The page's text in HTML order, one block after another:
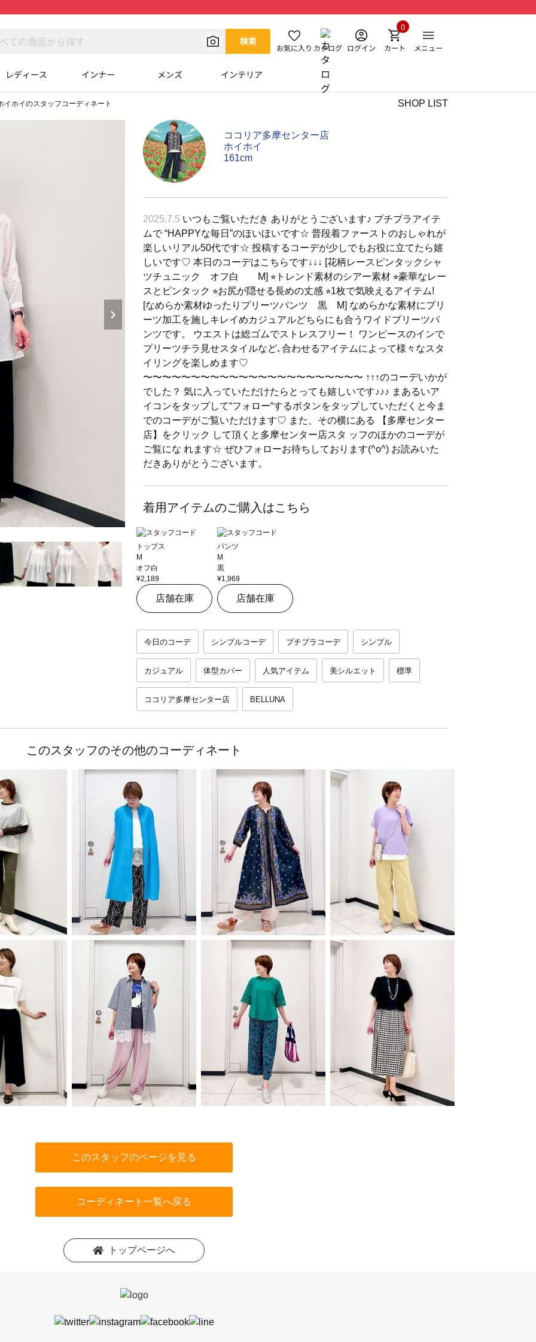
検索
お気に入り カタログ ログイン カート
0
メニュー
レディース インナー メンズ インテリア
イホイのスタッフコーディネート SHOP LIST
ココリア多摩センター店
ホイホイ
161cm
2025.7.5 いつもご覧いただき ありがとうございます♪ プチプラアイテ
ムで “HAPPYな毎日”のほいほいです☆ 普段着ファーストのおしゃれが
楽しいリアル50代です☆ 投稿するコーデが少しでもお役に立てたら嬉
しいです♡ 本日のコーデはこちらです↓↓↓ [花柄レースピンタックシャ
ツチュニック オフ白 M] ⭐︎トレンド素材のシアー素材 ⭐︎︎豪華なレー
スとピンタック ⭐︎お尻が隠せる長めの丈感 ⭐︎1枚で気映えるアイテム!
[なめらか素材ゆったりプリーツパンツ 黒 M] なめらかな素材にプリ
ーツ加工を施しキレイめカジュアルどちらにも合うワイドプリーツパ
ンツです。 ウエストは総ゴムでストレスフリー！ ワンピースのインで
プリーツチラ見せスタイルなど､合わせるアイテムによって様々なスタ
イリングを楽しめます♡
〜〜〜〜〜〜〜〜〜〜〜〜〜〜〜〜〜〜〜〜〜〜〜 ↑↑↑のコーデいかが
でした？ 気に入っていただけたらとっても嬉しいです♪♪♪ まあるいア
イコンをタップして“フォロー“するボタンをタップしていただくと今ま
でのコーデがご覧いただけます♡ また、その横にある 【多摩センター
店】をクリック して頂くと多摩センター店スタ ッフのほかのコーデが
ご覧にな れます☆ ぜひフォローお待ちしております(^o^) お読みいた
だきありがとうございます。
着用アイテムのご購入はこちら
トップス
M
オフ白
¥2,189
店舗在庫
パンツ
M
黒
¥1,969
店舗在庫
今日のコーデ シンプルコーデ プチプラコーデ シンプル
カジュアル 体型カバー 人気アイテム 美シルエット 標準
ココリア多摩センター店 BELLUNA
このスタッフのその他のコーディネート
このスタッフのページを見る
コーディネート一覧へ戻る
トップページへ